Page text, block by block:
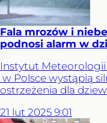
Fala mrozów i
podnosi alarm w
Instytut
w Polsce wystąpią
ostrzeżenia dla
21 lut 2025 9:01